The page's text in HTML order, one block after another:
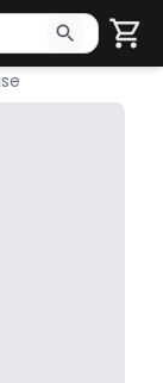
Göndərmək